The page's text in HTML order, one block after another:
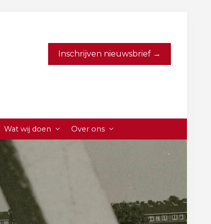
Inschrijven nieuwsbrief →
Wat wij doen Over ons